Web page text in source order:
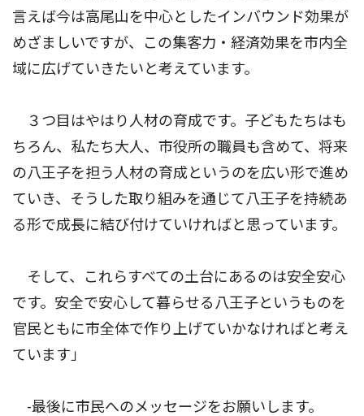
言えば今は高尾山を中心としたインバウンド効果が
めざましいですが、この集客力・経済効果を市内全
域に広げていきたいと考えています。
３つ目はやはり人材の育成です。子どもたちはも
ちろん、私たち大人、市役所の職員も含めて、将来
の八王子を担う人材の育成というのを広い形で進め
ていき、そうした取り組みを通じて八王子を持続あ
る形で成長に結び付けていければと思っています。
そして、これらすべての土台にあるのは安全安心
です。安全で安心して暮らせる八王子というものを
官民ともに市全体で作り上げていかなければと考え
ています」
-最後に市民へのメッセージをお願いします。